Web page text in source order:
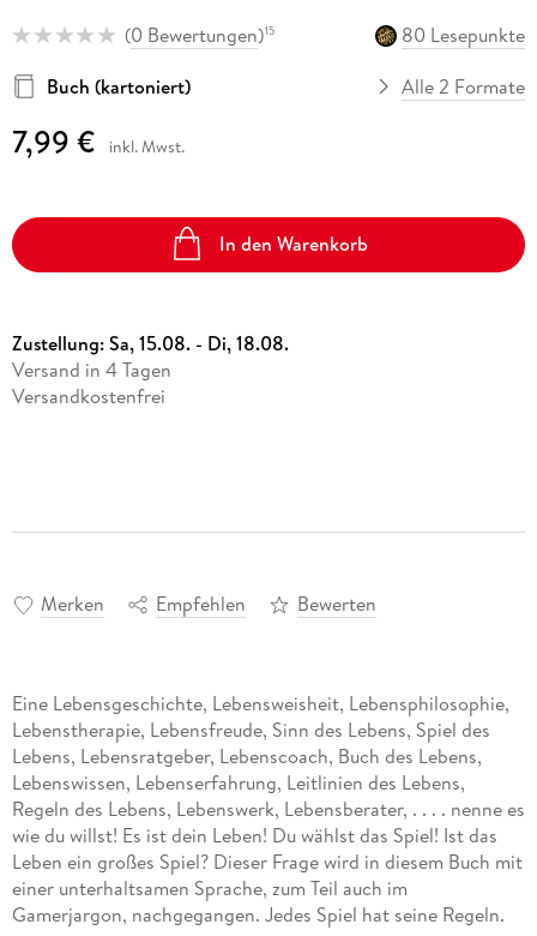
(0 Bewertungen)15
80 Lesepunkte
Buch (kartoniert)
Alle 2 Formate
7,99 € inkl. Mwst.
In den Warenkorb
Zustellung:Sa, 15.08. - Di, 18.08.
Versand in 4 Tagen
Versandkostenfrei
Merken Empfehlen Bewerten
Eine Lebensgeschichte, Lebensweisheit, Lebensphilosophie,
Lebenstherapie, Lebensfreude, Sinn des Lebens, Spiel des
Lebens, Lebensratgeber, Lebenscoach, Buch des Lebens,
Lebenswissen, Lebenserfahrung, Leitlinien des Lebens,
Regeln des Lebens, Lebenswerk, Lebensberater, . . . . nenne es
wie du willst! Es ist dein Leben! Du wählst das Spiel! Ist das
Leben ein großes Spiel? Dieser Frage wird in diesem Buch mit
einer unterhaltsamen Sprache, zum Teil auch im
Gamerjargon, nachgegangen. Jedes Spiel hat seine Regeln.